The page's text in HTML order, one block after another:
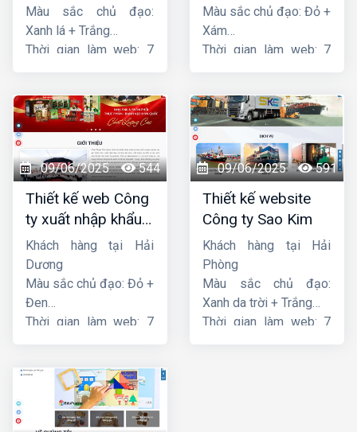
Màu sắc chủ đạo:
Xanh lá + Trắng
Thời gian làm web: 7
Màu sắc chủ đạo: Đỏ +
Xám
Thời gian làm web: 7
09/06/2025 544
Thiết kế web Công
ty xuất nhập khẩu
Thiên Thuận Phát
Khách hàng tại Hải
Dương
Màu sắc chủ đạo: Đỏ +
Đen
Thời gian làm web: 7
09/06/2025 591
Thiết kế website
Công ty Sao Kim
Khách hàng tại Hải
Phòng
Màu sắc chủ đạo:
Xanh da trời + Trắng
Thời gian làm web: 7